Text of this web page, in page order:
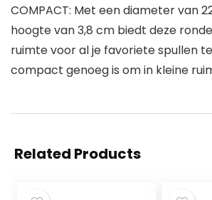
COMPACT: Met een diameter van
hoogte van 3,8 cm biedt deze
ruimte voor al je favoriete spullen
compact genoeg is om in kleine
Related Products